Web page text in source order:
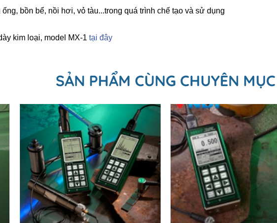
bồn bể, nồi hơi, vỏ tàu...trong quá trình chế tạo và sử dụng
kim loại, model MX-1 tại đây
SẢN PHẨM CÙNG CHUYÊN MỤC